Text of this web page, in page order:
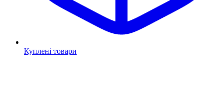
Куплені товари